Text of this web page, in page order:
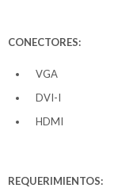
CONECTORES:
VGA
DVI-I
HDMI
REQUERIMIENTOS: